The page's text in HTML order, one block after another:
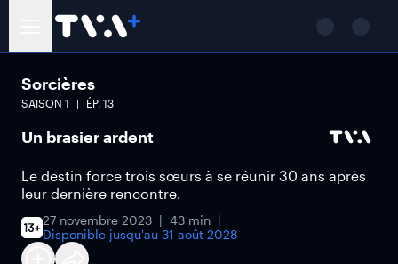
Sorcières
SAISON 1 ÉP. 13
Un brasier ardent
Le destin force trois sœurs à se réunir 30 ans après
leur dernière rencontre.
27 novembre 2023
43 min
Disponible jusqu'au 31 août 2028